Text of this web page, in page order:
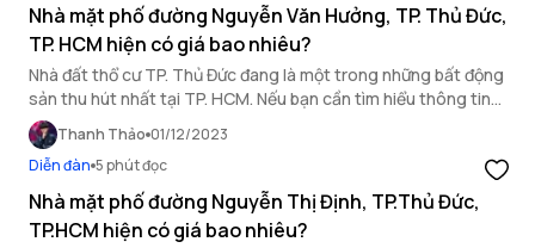
Nhà mặt phố đường Nguyễn Văn Hưởng, TP. Thủ Đức,
TP. HCM hiện có giá bao nhiêu?
Nhà đất thổ cư TP. Thủ Đức đang là một trong những bất động
sản thu hút nhất tại TP. HCM. Nếu bạn cần tìm hiểu thông tin
giá nhà mặt phố thì có thể tham khảo bài viết sau của
OneHousing.
Thanh Thảo 01/12/2023
Diễn đàn 5 phút đọc
Nhà mặt phố đường Nguyễn Thị Định, TP.Thủ Đức,
TP.HCM hiện có giá bao nhiêu?